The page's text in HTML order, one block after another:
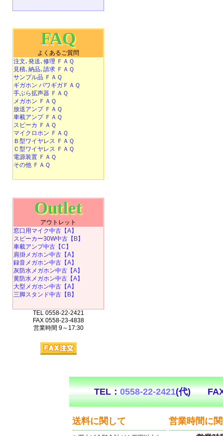
FAQ
よくあるご質問
注文､発送､修理 ＦＡＱ
見積､納品､請求 ＦＡＱ
サンプル品 ＦＡＱ
ギガホン パワギガＦＡＱ
手ぶら拡声器 ＦＡＱ
メガホン ＦＡＱ
放送アンプ ＦＡＱ
車載アンプ ＦＡＱ
スピーカ ＦＡＱ
マイクロホン ＦＡＱ
Ｂ型ワイヤレス ＦＡＱ
Ｃ型ワイヤレス ＦＡＱ
電源装置 ＦＡＱ
その他 ＦＡＱ
Outlet
アウトレット
窓口用マイク中古【A】
スピーカー30W中古【B】
車載アンプ中古【C】
肩掛メガホン中古【A】
録音メガホン中古【A】
灰防水メガホン中古【A】
黄防水メガホン中古【A】
大型メガホン中古【A】
三脚スタンド中古【B】
TEL 0558-22-2421
FAX 0558-23-4838
営業時間 9～17:30